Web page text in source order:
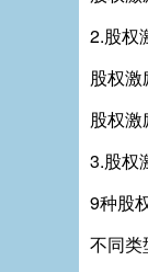
2.股权
股权激
股权激
3.股权
9种股
不同类